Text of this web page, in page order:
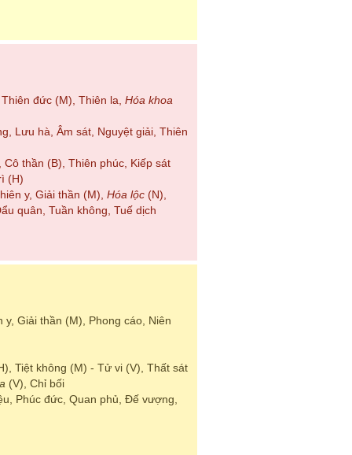
đức (M), Thiên la, Hóa khoa
Lưu hà, Âm sát, Nguyệt giải, Thiên
thần (B), Thiên phúc, Kiếp sát
(H)
y, Giải thần (M), Hóa lộc (N),
quân, Tuần không, Tuế dịch
Giải thần (M), Phong cáo, Niên
Tiệt không (M) - Tử vi (V), Thất sát
(V), Chỉ bối
Phúc đức, Quan phủ, Đế vượng,